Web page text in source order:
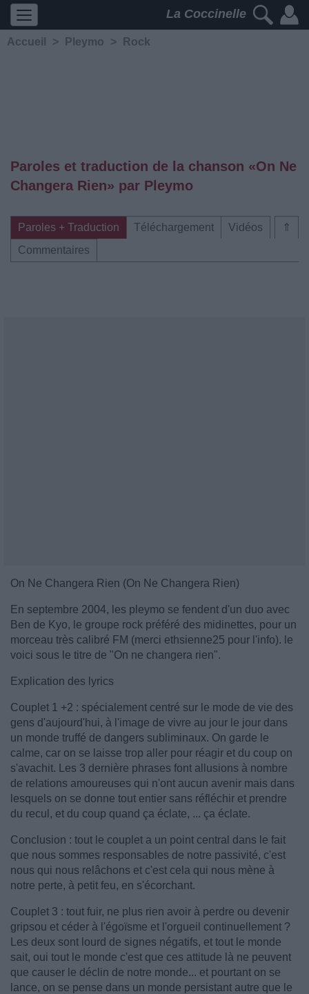
La Coccinelle
Accueil > Pleymo > Rock
Paroles et traduction de la chanson «On Ne
Changera Rien» par Pleymo
⇑
Paroles + Traduction Téléchargement
Vidéos
Commentaires
On Ne Changera Rien (On Ne Changera Rien)
En septembre 2004, les pleymo se fendent d'un duo avec
Ben de Kyo, le groupe rock préféré des midinettes, pour un
morceau très calibré FM (merci ethsienne25 pour l'info). le
voici sous le titre de "On ne changera rien".
Explication des lyrics
Couplet 1 +2 : spécialement centré sur le mode de vie des
gens d'aujourd'hui, à l'image de vivre au jour le jour dans
un monde truffé de dangers subliminaux. On garde le
calme, car on se laisse trop aller pour réagir et du coup on
s'avachit. Les 3 dernière phrases font allusions à nombre
de relations amoureuses qui n'ont aucun avenir mais dans
lesquels on se donne tout entier sans réfléchir et prendre
du recul, et du coup quand ça éclate, ... ça éclate.
Conclusion : tout le couplet a un point central dans le fait
que nous sommes responsables de notre passivité, c'est
nous qui nous relâchons et c'est cela qui nous mène à
notre perte, à petit feu, en s'écorchant.
Couplet 3 : tout fuir, ne plus rien avoir à perdre ou devenir
gripsou et céder à l'égoïsme et l'orgueil continuellement ?
Les deux sont lourd de signes négatifs, et tout le monde
sait, oui tout le monde c'est que ces attitude là ne peuvent
que causer le déclin de notre monde... et pourtant on se
lance, on se pense dans un monde persistant autre que le